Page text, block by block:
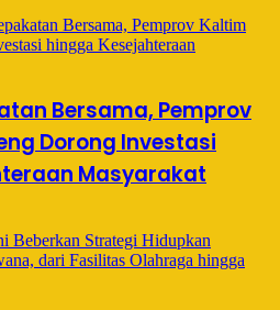
Bersama, Pemprov
Dorong Investasi
Masyarakat